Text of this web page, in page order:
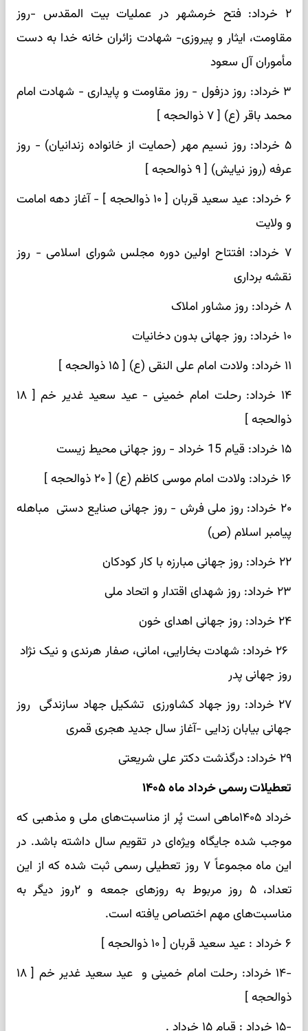
۲ خرداد: فتح خرمشهر در عملیات بیت المقدس -روز
مقاومت، ایثار و پیروزی- شهادت زائران خانه خدا به دست
مأموران آل سعود
۳ خرداد: روز دزفول - روز مقاومت و پایداری - شهادت امام
محمد باقر (ع) [ ۷ ذوالحجه ]
۵ خرداد: روز نسیم مهر (حمایت از خانواده زندانیان) - روز
عرفه (روز نیایش) [ ۹ ذوالحجه ]
۶ خرداد: عید سعید قربان [ ۱۰ ذوالحجه ] - آغاز دهه امامت
و ولایت
۷ خرداد: افتتاح اولین دوره مجلس شورای اسلامی - روز
نقشه برداری
۸ خرداد: روز مشاور املاک
۱۰ خرداد: روز جهانی بدون دخانیات
۱۱ خرداد: ولادت امام علی النقی (ع) [ ۱۵ ذوالحجه ]
۱۴ خرداد: رحلت امام خمینی - عید سعید غدیر خم [ ۱۸
ذوالحجه ]
۱۵ خرداد: قیام 15 خرداد - روز جهانی محیط زیست
۱۶ خرداد: ولادت امام موسی کاظم (ع) [ ۲۰ ذوالحجه ]
۲۰ خرداد: روز ملی فرش - روز جهانی صنایع دستی مباهله
پیامبر اسلام (ص)
۲۲ خرداد: روز جهانی مبارزه با کار کودکان
۲۳ خرداد: روز شهدای اقتدار و اتحاد ملی
۲۴ خرداد: روز جهانی اهدای خون
۲۶ خرداد: شهادت بخارایی، امانی، صفار هرندی و نیک نژاد
روز جهانی پدر
۲۷ خرداد: روز جهاد کشاورزی تشکیل جهاد سازندگی روز
جهانی بیابان زدایی -آغاز سال جدید هجری قمری
۲۹ خرداد: درگذشت دکتر علی شریعتی
تعطیلات رسمی خرداد ماه ۱۴۰۵
خرداد ۱۴۰۵ماهی است پُر از مناسبت‌های ملی و مذهبی که
موجب شده جایگاه ویژه‌ای در تقویم سال داشته باشد. در
این ماه مجموعاً ۷ روز تعطیلی رسمی ثبت شده که از این
تعداد، ۵ روز مربوط به روزهای جمعه و ۲روز دیگر به
مناسبت‌های مهم اختصاص یافته است.
۶ خرداد : عید سعید قربان [ ۱۰ ذوالحجه ]
-۱۴ خرداد: رحلت امام خمینی و عید سعید غدیر خم [ ۱۸
ذوالحجه ]
-۱۵ خرداد : قیام ۱۵ خرداد .